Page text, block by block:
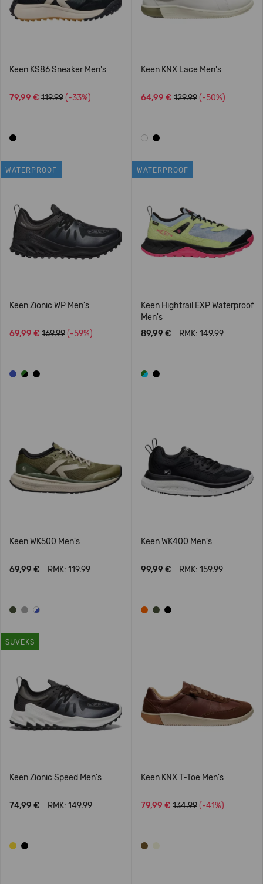
Keen KS86 Sneaker Men's
79,99 € 119.99 (-33%)
Keen KNX Lace Men's
64,99 € 129.99 (-50%)
WATERPROOF
Keen Zionic WP Men's
69,99 € 169.99 (-59%)
WATERPROOF
Keen Hightrail EXP Waterproof
Men's
89,99 €
RMK: 149.99
Keen WK500 Men's
69,99 € RMK: 119.99
Keen WK400 Men's
99,99 € RMK: 159.99
SUVEKS
Keen Zionic Speed Men's
74,99 € RMK: 149.99
Keen KNX T-Toe Men's
79,99 € 134.99 (-41%)